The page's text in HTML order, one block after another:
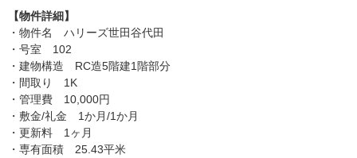
【物件詳細】
・物件名 ハリーズ世田谷代田
・号室 102
・建物構造 RC造5階建1階部分
・間取り 1K
・管理費 10,000円
・敷金/礼金 1か月/1か月
・更新料 1ヶ月
・専有面積 25.43平米